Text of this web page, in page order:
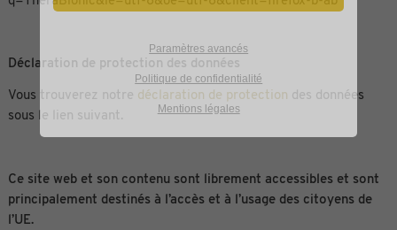
Déclaration de protection des données
Vous trouverez notre déclaration de protection des données
sous le lien suivant.
Ce site web et son contenu sont librement accessibles et sont
principalement destinés à l’accès et à l’usage des citoyens de
l’UE.
Paramètres avancés
Politique de confidentialité
Mentions légales